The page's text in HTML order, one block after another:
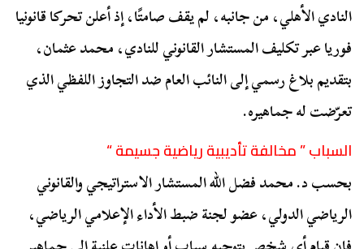
النادي الأهلي، من جانبه، لم يقف صامتًا، إذ أعلن تحركا قانونيا
فوريا عبر تكليف المستشار القانوني للنادي، محمد عثمان،
بتقديم بلاغ رسمي إلى النائب العام ضد التجاوز اللفظي الذي
تعرّضت له جماهيره.
السباب ” مخالفة تأديبية رياضية جسيمة “
بحسب د. محمد فضل الله المستشار الاستراتيجي والقانوني
الرياضي الدولي، عضو لجنة ضبط الأداء الإعلامي الرياضي،